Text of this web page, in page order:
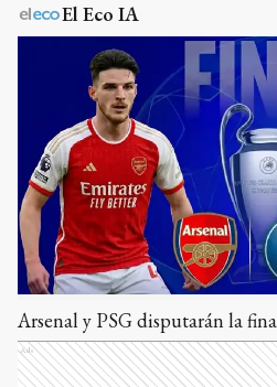
El Eco IA
Arsenal y PSG disputarán la
Ads